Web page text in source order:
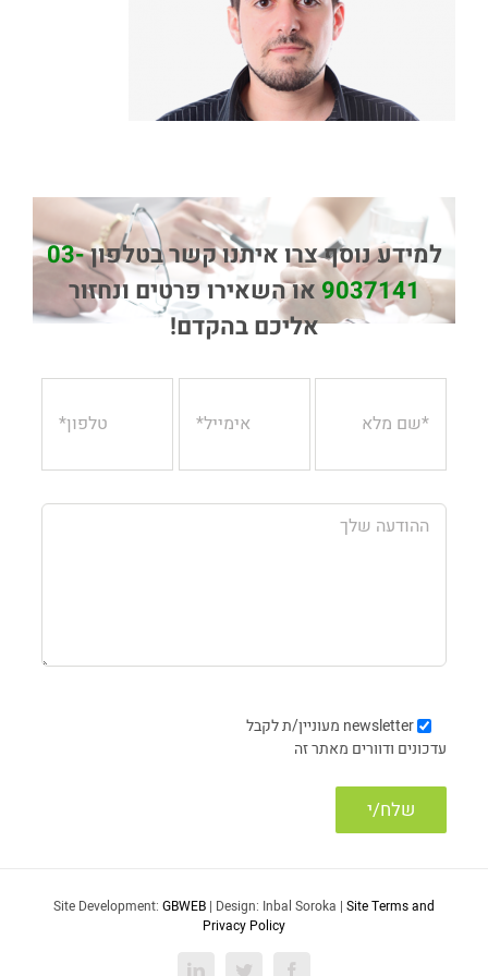
למידע נוסף צרו איתנו קשר בטלפון03-
9037141או השאירו פרטים ונחזור
אליכם בהקדם!
newsletter מעוניין/ת לקבל
עדכונים ודוורים מאתר זה
Site Development: GBWEB | Design: Inbal Soroka | Site Terms and
Privacy Policy
Facebook
Twitter
LinkedIn